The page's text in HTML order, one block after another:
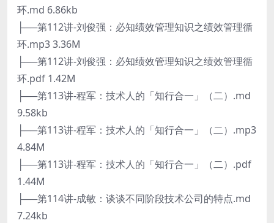
环.md 6.86kb
├──第112讲-刘俊强：必知绩效管理知识之绩效管理循
环.mp3 3.36M
├──第112讲-刘俊强：必知绩效管理知识之绩效管理循
环.pdf 1.42M
├──第113讲-程军：技术人的「知行合一」（二）.md
9.58kb
├──第113讲-程军：技术人的「知行合一」（二）.mp3
4.84M
├──第113讲-程军：技术人的「知行合一」（二）.pdf
1.44M
├──第114讲-成敏：谈谈不同阶段技术公司的特点.md
7.24kb